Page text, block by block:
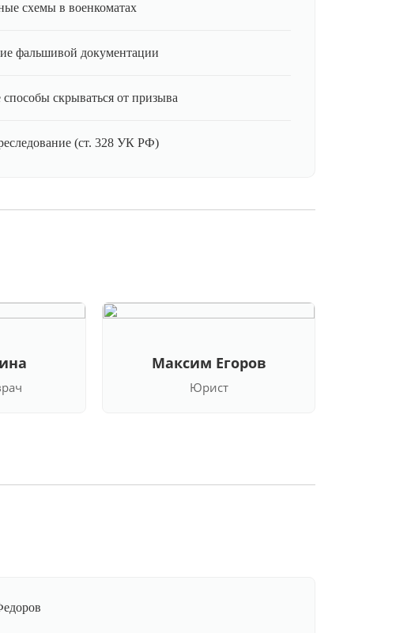
схемы в военкоматах
фальшивой документации
скрываться от призыва
(ст. 328 УК РФ)
Максим Егоров
Юрист